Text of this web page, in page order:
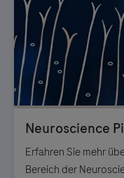
Erfahren Sie mehr
Bereich der